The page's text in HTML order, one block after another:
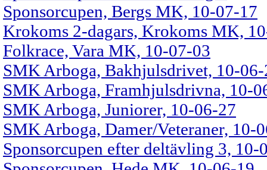
Sponsorcupen, Bergs MK, 10-07-17
Krokoms 2-dagars, Krokoms MK,
Folkrace, Vara MK, 10-07-03
SMK Arboga, Bakhjulsdrivet, 10-
SMK Arboga, Framhjulsdrivna, 10-
SMK Arboga, Juniorer, 10-06-27
SMK Arboga, Damer/Veteraner, 10-
Sponsorcupen efter deltävling 3, 10-